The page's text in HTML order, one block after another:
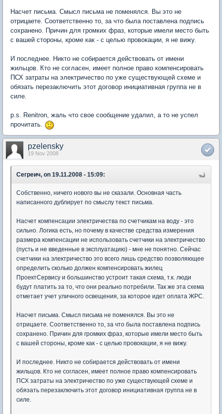
Насчет письма. Смысл письма не поменялся. Вы это не
отрицаете. Соответственно то, за что была поставлена подпись
сохранено. Причин для громких фраз, которые имели место быть
с вашей стороны, кроме как - с целью провокации, я не вижу.
И последнее. Никто не собирается действовать от имени
жильцов. Кто не согласен, имеет полное право компенсировать
ПСХ затраты на электричество по уже существующей схеме и
обязать перезаключить этот договор инициативная группа не в
силе.
p.s. Renitron, жаль что свое сообщение удалил, а то не успел
прочитать.
pzelensky
19 Nov 2008
Сегреич, on 19.11.2008 - 15:09:
Собственно, ничего нового вы не сказали. Основная часть
написанного дублирует по смыслу текст письма.
Насчет компенсации электричества по счетчикам на воду - это
сильно. Логика есть, но почему в качестве средства измерения
размера компенсации не использовать счетчики на электричество
(пусть и не введенные в эксплуатацию) - мне не понятно. Сейчас
счетчики на электричество это всего лишь средство позволяющее
определить сколько должен компенсировать жилец
ПроектСервису и большинство устроит такая схема, т.к. люди
будут платить за то, что они реально потребили. Так же эта схема
отметает учет уличного освещения, за которое идет оплата ЖРС.
Насчет письма. Смысл письма не поменялся. Вы это не
отрицаете. Соответственно то, за что была поставлена подпись
сохранено. Причин для громких фраз, которые имели место быть
с вашей стороны, кроме как - с целью провокации, я не вижу.
И последнее. Никто не собирается действовать от имени
жильцов. Кто не согласен, имеет полное право компенсировать
ПСХ затраты на электричество по уже существующей схеме и
обязать перезаключить этот договор инициативная группа не в
силе.